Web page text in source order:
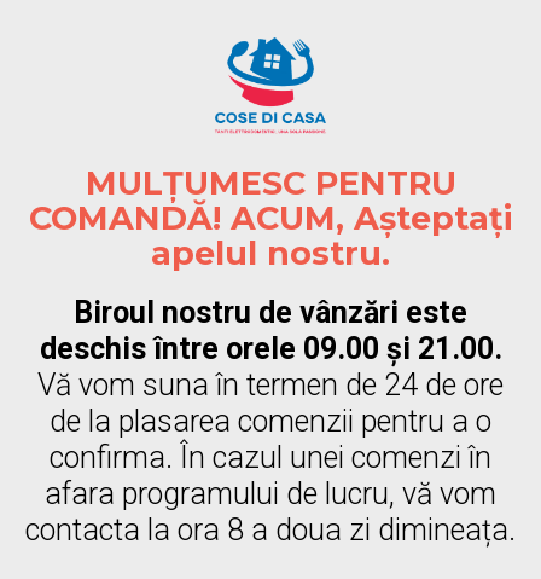
MULȚUMESC PENTRU
COMANDĂ! ACUM, Așteptați
apelul nostru.
Biroul nostru de vânzări este
deschis între orele 09.00 și 21.00.
Vă vom suna în termen de 24 de ore
de la plasarea comenzii pentru a o
confirma. În cazul unei comenzi în
afara programului de lucru, vă vom
contacta la ora 8 a doua zi dimineața.